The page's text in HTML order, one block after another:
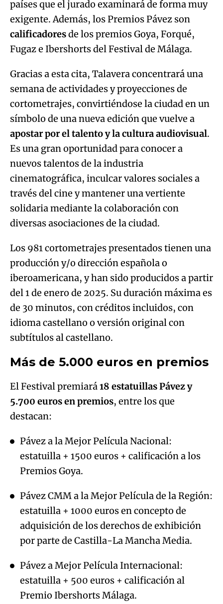
países que el jurado examinará de forma muy
exigente. Además, los Premios Pávez son
calificadoresde los premios Goya, Forqué,
Fugaz e Ibershorts del Festival de Málaga.
Gracias a esta cita, Talavera concentrará una
semana de actividades y proyecciones de
cortometrajes, convirtiéndose la ciudad en un
símbolo de una nueva edición que vuelve a
apostar por el talento y la cultura audiovisual.
Es una gran oportunidad para conocer a
nuevos talentos de la industria
cinematográfica, inculcar valores sociales a
través del cine y mantener una vertiente
solidaria mediante la colaboración con
diversas asociaciones de la ciudad.
Los 981 cortometrajes presentados tienen una
producción y/o dirección española o
iberoamericana, y han sido producidos a partir
del 1 de enero de 2025. Su duración máxima es
de 30 minutos, con créditos incluidos, con
idioma castellano o versión original con
subtítulos al castellano.
Más de 5.000 euros en premios
El Festival premiará 18 estatuillas Pávez y
5.700 euros en premios, entre los que
destacan:
Pávez a la Mejor Película Nacional:
estatuilla + 1500 euros + calificación a los
Premios Goya.
Pávez CMM a la Mejor Película de la Región:
estatuilla + 1000 euros en concepto de
adquisición de los derechos de exhibición
por parte de Castilla-La Mancha Media.
Pávez a Mejor Película Internacional:
estatuilla + 500 euros + calificación al
Premio Ibershorts Málaga.